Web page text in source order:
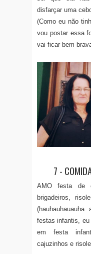
disfarçar uma
(Como eu não
vou postar essa
vai ficar bem
7 -
AMO festa de
brigadeiros,
festas infantis,
em festa
cajuzinhos e